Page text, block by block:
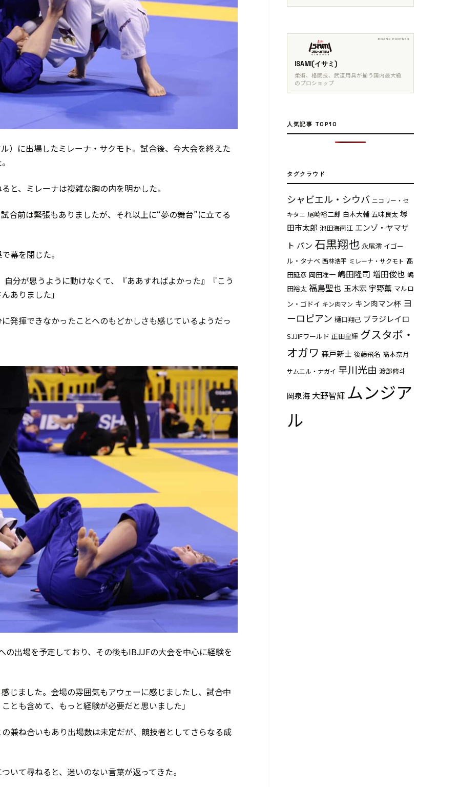
）に出場したミレーナ・サクモト。試合後、今大会を終えた
と、ミレーナは複雑な胸の内を明かした。
合前は緊張もありましたが、それ以上に“夢の舞台”に立てる
幕を閉じた。
分が思うように動けなくて、『ああすればよかった』『こう
ありました」
発揮できなかったことへのもどかしさも感じているようだっ
出場を予定しており、その後もIBJJFの大会を中心に経験を
じました。会場の雰囲気もアウェーに感じましたし、試合中
とも含めて、もっと経験が必要だと思いました」
兼ね合いもあり出場数は未定だが、競技者としてさらなる成
いて尋ねると、迷いのない言葉が返ってきた。
ISAMI(イサミ)
柔術、格闘技、武道用具が揃う国内最大級
のプロショップ
人気記事 TOP10
タグクラウド
シャビエル・シウバ ニコリー・セ
キタニ 尾崎裕二郎 白木大輔 五味良太 塚
田市太郎 池田海南江 エンゾ・ヤマザ
ト パン 石黒翔也 永尾澪 イゴー
ル・タナベ 西林浩平 ミレーナ・サクモト 髙
田延彦 岡田准一 嶋田隆司 増田俊也 嶋
田裕太 福島聖也 玉木宏 宇野薫 マルロ
ン・ゴドイ キン肉マン キン肉マン杯 ヨ
ーロピアン 樋口翔己 ブラジレイロ
SJJIFワールド 正田皇輝 グスタボ・
オガワ 森戸新士 後藤飛名 髙本奈月
サムエル・ナガイ 早川光由 渡部修斗
岡泉海 大野智輝 ムンジア
ル